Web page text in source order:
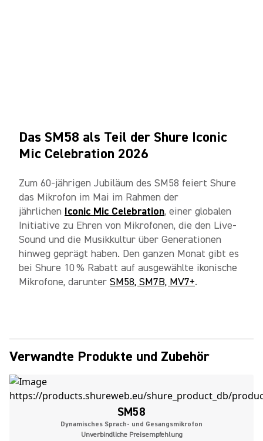
Das SM58 als Teil der Shure Iconic
Mic Celebration 2026
Zum 60-jährigen Jubiläum des SM58 feiert Shure
das Mikrofon im Mai im Rahmen der
jährlichen Iconic Mic Celebration, einer globalen
Initiative zu Ehren von Mikrofonen, die den Live-
Sound und die Musikkultur über Generationen
hinweg geprägt haben. Den ganzen Monat gibt es
bei Shure 10 % Rabatt auf ausgewählte ikonische
Mikrofone, darunter SM58, SM7B, MV7+.
Verwandte Produkte und Zubehör
SM58
Dynamisches Sprach- und Gesangsmikrofon
Unverbindliche Preisempfehlung